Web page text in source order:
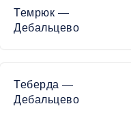
Темрюк —
Дебальцево
Теберда —
Дебальцево